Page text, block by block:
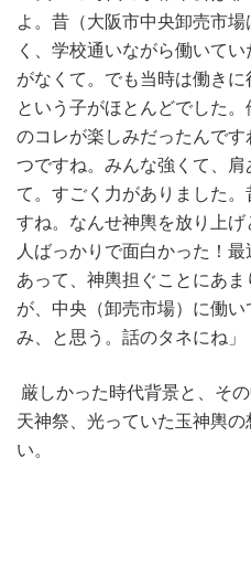
よ。昔（大阪市中央卸売市
く、学校通いながら働いて
がなくて。でも当時は働きに
という子がほとんどでした
のコレが楽しみだったんで
つですね。みんな強くて、
て。すごく力がありました
すね。なんせ神輿を放り上
人ばっかりで面白かった！
あって、神輿担ぐことにあ
が、中央（卸売市場）に働
み、と思う。話のタネにね」
厳しかった時代背景と、そ
天神祭、光っていた玉神輿
い。